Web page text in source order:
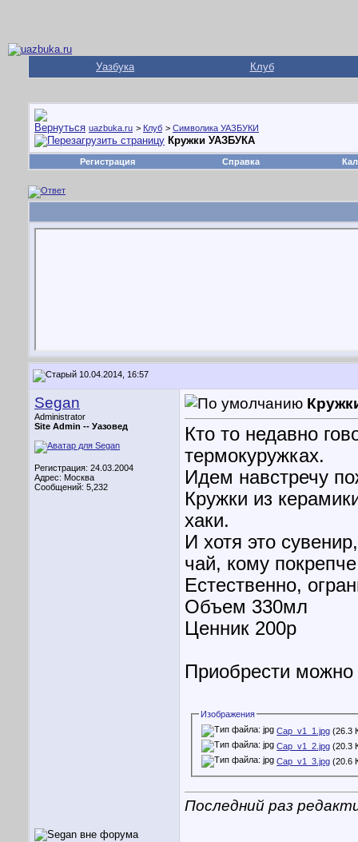
Уазбука Клуб
uazbuka.ru > Клуб > Символика УАЗБУКИ
Кружки УАЗБУКА
Регистрация Справка
10.04.2014, 16:57
Segan
Administrator
Site Admin -- Уазовед
Регистрация: 24.03.2004
Адрес: Москва
Сообщений: 5,232
Кто то недавно
термокуружках.
Идем навстречу
Кружки из
хаки.
И хотя это
чай, кому
Естественно,
Объем 330мл
Ценник 200р
Приобрести
Изображения
Cap_v1_1.jpg (26.3
Cap_v1_2.jpg (20.3
Cap_v1_3.jpg (20.6
Последний раз